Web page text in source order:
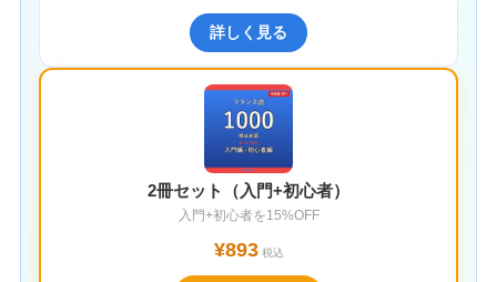
詳しく見る
2冊セット（入門+初心者）
入門+初心者を15%OFF
¥893税込